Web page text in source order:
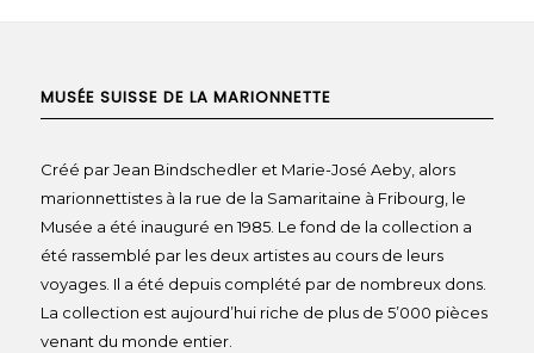
MUSÉE SUISSE DE LA MARIONNETTE
Créé par Jean Bindschedler et Marie-José Aeby, alors
marionnettistes à la rue de la Samaritaine à Fribourg, le
Musée a été inauguré en 1985. Le fond de la collection a
été rassemblé par les deux artistes au cours de leurs
voyages. Il a été depuis complété par de nombreux dons.
La collection est aujourd’hui riche de plus de 5’000 pièces
venant du monde entier.